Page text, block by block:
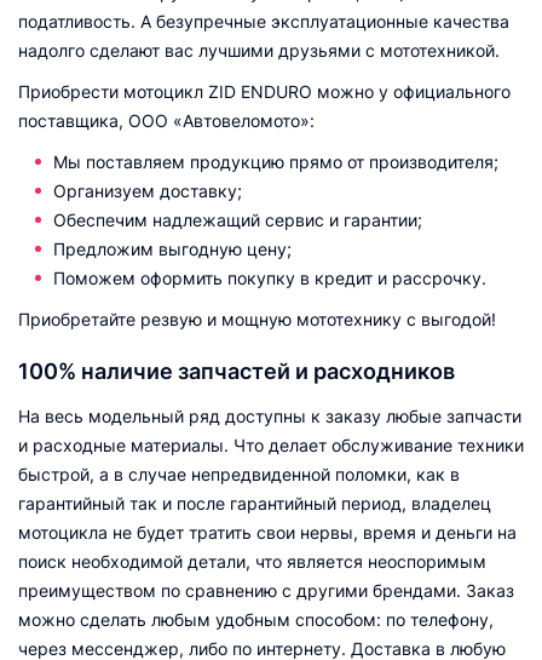
податливость. А безупречные эксплуатационные качества
надолго сделают вас лучшими друзьями с мототехникой.
Приобрести мотоцикл ZID ENDURO можно у официального
поставщика, ООО «Автовеломото»:
Мы поставляем продукцию прямо от производителя;
Организуем доставку;
Обеспечим надлежащий сервис и гарантии;
Предложим выгодную цену;
Поможем оформить покупку в кредит и рассрочку.
Приобретайте резвую и мощную мототехнику с выгодой!
100% наличие запчастей и расходников
На весь модельный ряд доступны к заказу любые запчасти
и расходные материалы. Что делает обслуживание техники
быстрой, а в случае непредвиденной поломки, как в
гарантийный так и после гарантийный период, владелец
мотоцикла не будет тратить свои нервы, время и деньги на
поиск необходимой детали, что является неоспоримым
преимуществом по сравнению с другими брендами. Заказ
можно сделать любым удобным способом: по телефону,
через мессенджер, либо по интернету. Доставка в любую